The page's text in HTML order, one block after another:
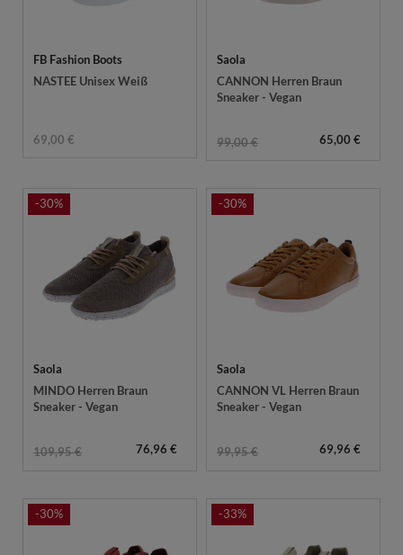
FB Fashion Boots
NASTEE Unisex Weiß
69,00 €
Saola
CANNON Herren Braun
Sneaker - Vegan
99,00 € 65,00 €
-30%
Saola
MINDO Herren Braun
Sneaker - Vegan
109,95 € 76,96 €
-30%
Saola
CANNON VL Herren Braun
Sneaker - Vegan
99,95 € 69,96 €
-30% -33%